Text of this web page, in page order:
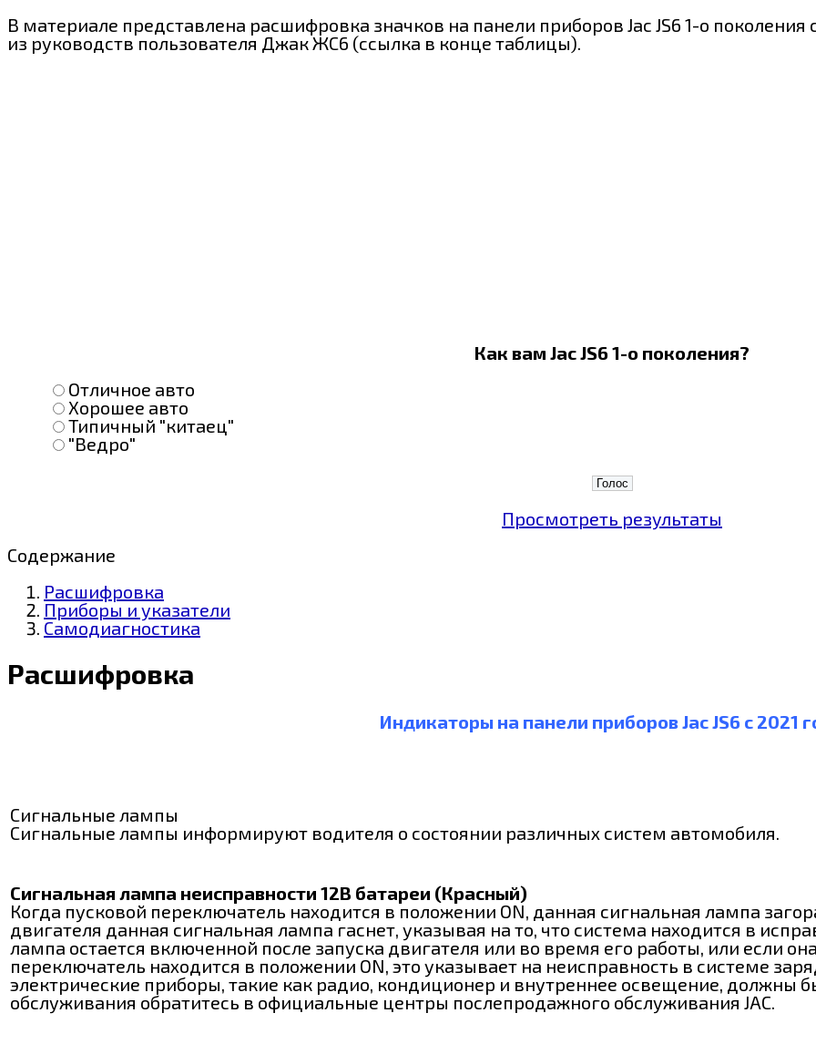
В материале представлена расшифровка значков на панели приборов Jac JS6 1-о
из руководств пользователя Джак ЖС6 (ссылка в конце таблицы).
Как вам Jac JS6 1-о поколения?
Отличное авто
Хорошее авто
Типичный "китаец"
"Ведро"
Просмотреть результаты
Содержание
Расшифровка
Приборы и указатели
Самодиагностика
Расшифровка
Индикаторы на панели приборов Jac JS6 c 2021
Сигнальные лампы
Сигнальные лампы информируют водителя о состоянии различных систем автомобиля.
Сигнальная лампа неисправности 12В батареи (Красный)
Когда пусковой переключатель находится в положении ON, данная сигнальная лампа
двигателя данная сигнальная лампа гаснет, указывая на то, что система находится в
лампа остается включенной после запуска двигателя или во время его работы, или если
переключатель находится в положении ON, это указывает на неисправность в системе
электрические приборы, такие как радио, кондиционер и внутреннее освещение, должны
обслуживания обратитесь в официальные центры послепродажного обслуживания JAC.